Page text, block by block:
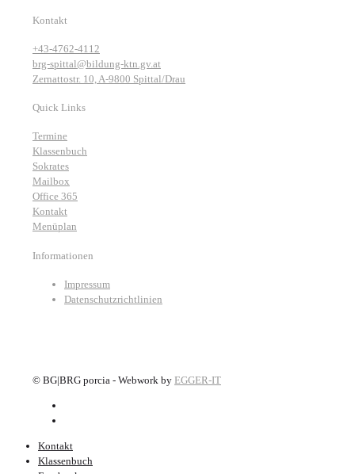
Kontakt
+43-4762-4112
brg-spittal@bildung-ktn.gv.at
Zernattostr. 10, A-9800 Spittal/Drau
Quick Links
Termine
Klassenbuch
Sokrates
Mailbox
Office 365
Kontakt
Menüplan
Informationen
Impressum
Datenschutzrichtlinien
© BG|BRG porcia - Webwork by EGGER-IT
Kontakt
Klassenbuch